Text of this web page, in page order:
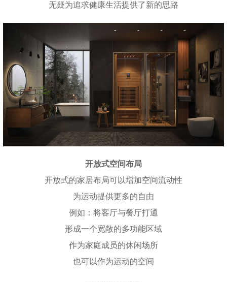
无疑为追求健康生活提供了新的思路
开放式空间布局
开放式的家居布局可以增加空间流动性
为运动提供更多的自由
例如：将客厅与餐厅打通
形成一个宽敞的多功能区域
作为家庭成员的休闲场所
也可以作为运动的空间